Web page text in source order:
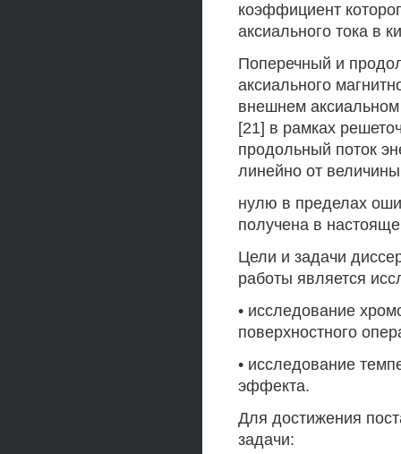
коэффициент
аксиального тока в
Поперечный и
аксиального
внешнем
[21] в рамках
продольный поток
линейно от
нулю в пределах
получена в
Цели и задачи
работы является
• исследование
поверхностного
• исследование
эффекта.
Для достижения
задачи: